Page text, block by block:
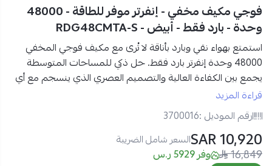
فوجي مكيف مخفي - إنفرتر موفر للطاقة - 48000
وحدة - بارد فقط - أبيض - RDG48CMTA-S
استمتع بهواء نقي وبارد بأناقة لا تُرى مع مكيف فوجي المخفي
48000 وحدة إنفرتر بارد فقط
. حل ذكي للمساحات المتوسطة
يجمع بين الكفاءة العالية والتصميم العصري الذي ينسجم مع أي
ديكور داخلي.
مواصفات مكيف فوجي كونسيلد 48000 وحدة إنفرتر بارد فقط:
نوع المكيف:كونسيلد (مخفي داخل الأسقف)
القدرة الفعلية للتبريد:48000 وحدة حرارية
نظام التشغيل:بارد فقط
قراءة المزيد
رقم الموديل :3700016
10,920 SAR السعر شامل الضريبة
16,849 وفر 5929 ر.س